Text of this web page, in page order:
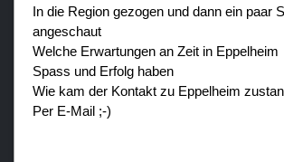
In die Region gezogen und dann ein paar
angeschaut
Welche Erwartungen an Zeit in Eppelheim
Spass und Erfolg haben
Wie kam der Kontakt zu Eppelheim
Per E-Mail ;-)